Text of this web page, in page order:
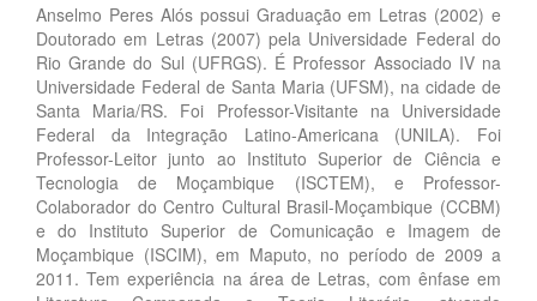
Anselmo Peres Alós possui Graduação em Letras (2002) e
Doutorado em Letras (2007) pela Universidade Federal do
Rio Grande do Sul (UFRGS). É Professor Associado IV na
Universidade Federal de Santa Maria (UFSM), na cidade de
Santa Maria/RS. Foi Professor-Visitante na Universidade
Federal da Integração Latino-Americana (UNILA). Foi
Professor-Leitor junto ao Instituto Superior de Ciência e
Tecnologia de Moçambique (ISCTEM), e Professor-
Colaborador do Centro Cultural Brasil-Moçambique (CCBM)
e do Instituto Superior de Comunicação e Imagem de
Moçambique (ISCIM), em Maputo, no período de 2009 a
2011. Tem experiência na área de Letras, com ênfase em